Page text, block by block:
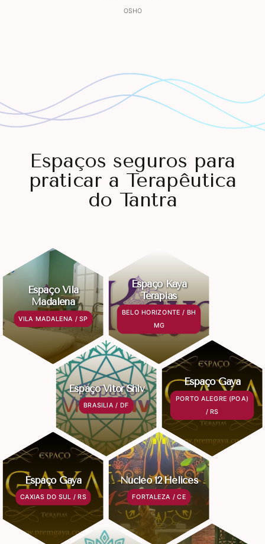
OSHO
Espaços seguros para
praticar a Terapêutica
do Tantra
Espaço Vila
Madalena
VILA MADALENA / SP
Espaço Kaya
Terapias
BELO HORIZONTE / BH
MG
Espaço Vitor Shiv
BRASILIA / DF
Espaço Gaya
PORTO ALEGRE (POA)
/ RS
Espaço Gaya
CAXIAS DO SUL / RS
Núcleo 12 Hélices
FORTALEZA / CE